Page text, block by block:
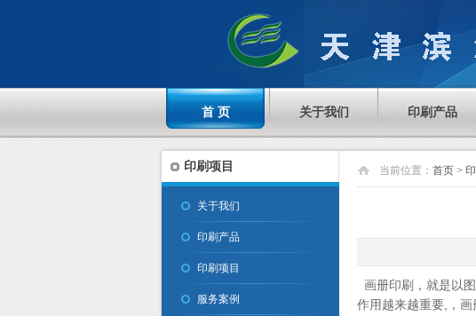
首 页 关于我们 印刷产品
印刷项目
关于我们
印刷产品
印刷项目
服务案例
当前位置： 首页 >
画册印刷，就是以
作用越来越重要,，